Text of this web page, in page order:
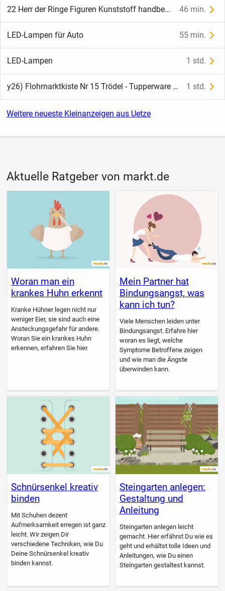
22 Herr der Ringe Figuren Kunststoff handbemalt diverse Landkämpfer mit Speeren / Schwertern / Bögen + 3 Herr der Ringe Hefte Strategiespiele in Mittelerde 1 + 2 + 3 46 min.
LED-Lampen für Auto 55 min.
LED-Lampen 1 std.
y26) Flohmarktkiste Nr 15 Trödel - Tupperware - diverse runde Dosen - Behälter - Box 1 std.
Weitere neueste Kleinanzeigen aus Uetze
Aktuelle Ratgeber von markt.de
Woran man ein
krankes Huhn erkennt
Kranke Hühner legen nicht nur
weniger Eier, sie sind auch eine
Ansteckungsgefahr für andere.
Woran Sie ein krankes Huhn
erkennen, erfahren Sie hier.
Mein Partner hat
Bindungsangst, was
kann ich tun?
Viele Menschen leiden unter
Bindungsangst. Erfahre hier
woran es liegt, welche
Symptome Betroffene zeigen
und wie man die Ängste
überwinden kann.
Schnürsenkel kreativ
binden
Mit Schuhen dezent
Aufmerksamkeit erregen ist ganz
leicht. Wir zeigen Dir
verschiedene Techniken, wie Du
Deine Schnürsenkel kreativ
binden kannst.
Steingarten anlegen:
Gestaltung und
Anleitung
Steingarten anlegen leicht
gemacht. Hier erfährst Du wie es
geht und erhältst tolle Ideen und
Anleitungen, wie Du einen
Steingarten gestaltest kannst.